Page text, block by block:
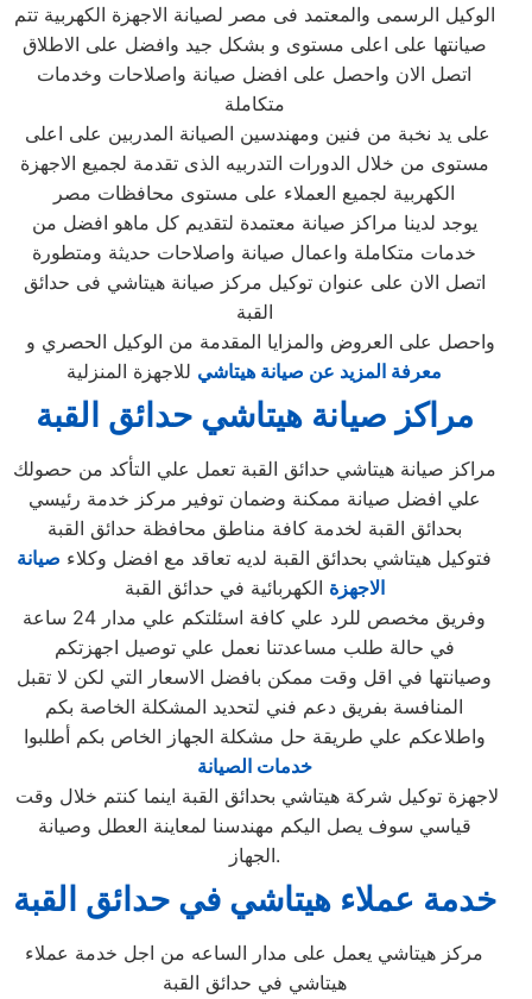
الوكيل الرسمى والمعتمد فى مصر لصيانة الاجهزة الكهربية تتم
صيانتها على اعلى مستوى و بشكل جيد وافضل على الاطلاق
اتصل الان واحصل على افضل صيانة واصلاحات وخدمات
متكاملة
مستوى من خلال الدورات التدربيه الذى تقدمة لجميع الاجهزة
الكهربية لجميع العملاء على مستوى محافظات مصر
يوجد لدينا مراكز صيانة معتمدة لتقديم كل ماهو افضل من
خدمات متكاملة واعمال صيانة واصلاحات حديثة ومتطورة
اتصل الان على عنوان توكيل مركز صيانة هيتاشي فى حدائق
القبة
واحصل على العروض والمزايا المقدمة من الوكيل الحصري و
معرفة المزيد عن صيانة هيتاشي للاجهزة المنزلية
مراكز صيانة هيتاشي حدائق القبة
مراكز صيانة هيتاشي حدائق القبة تعمل علي التأكد من حصولك
علي افضل صيانة ممكنة وضمان توفير مركز خدمة رئيسي
بحدائق القبة لخدمة كافة مناطق محافظة حدائق القبة
فتوكيل هيتاشي بحدائق القبة لديه تعاقد مع افضل وكلاء صيانة
الاجهزة الكهربائية في حدائق القبة
وفريق مخصص للرد علي كافة اسئلتكم علي مدار 24 ساعة
في حالة طلب مساعدتنا نعمل علي توصيل اجهزتكم
وصيانتها في اقل وقت ممكن بافضل الاسعار التي لكن لا تقبل
المنافسة بفريق دعم فني لتحديد المشكلة الخاصة بكم
واطلاعكم علي طريقة حل مشكلة الجهاز الخاص بكم أطلبوا
خدمات الصيانة
قياسي سوف يصل اليكم مهندسنا لمعاينة العطل وصيانة
الجهاز.
خدمة عملاء هيتاشي في حدائق القبة
مركز هيتاشي يعمل على مدار الساعه من اجل خدمة عملاء
هيتاشي في حدائق القبة